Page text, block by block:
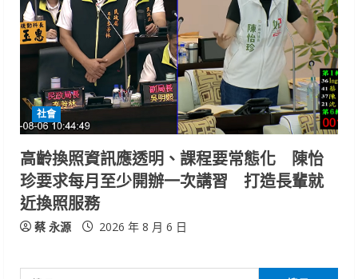
社會
高齡換照資訊應透明、課程要常態化 陳怡
珍要求每月至少開辦一次講習 打造長輩就
近換照服務
蔡 永源 2026 年 8 月 6 日